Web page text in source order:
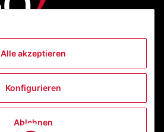
Alle akzeptieren
Konfigurieren
Ablehnen